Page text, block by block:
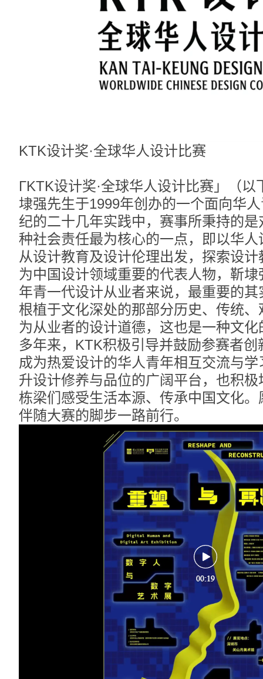
KTK设计奖·全球华人设计比赛
ГKTK设计奖·全球华人设计比赛」（
埭强先生于1999年创办的一个面向华
纪的二十几年实践中，赛事所秉持的
种社会责任最为核心的一点，即以华
从设计教育及设计伦理出发，探索设
为中国设计领域重要的代表人物，靳
年青一代设计从业者来说，最重要的
根植于文化深处的那部分历史、传统
为从业者的设计道德，这也是一种文
多年来，KTK积极引导并鼓励参赛者
成为热爱设计的华人青年相互交流与
升设计修养与品位的广阔平台，也积
栋梁们感受生活本源、传承中国文化
伴随大赛的脚步一路前行。